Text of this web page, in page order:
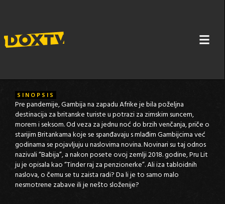
SINOPSIS
Pre pandemije, Gambija na zapadu Afrike je bila poželjna
destinacija za britanske turiste u potrazi za zimskim suncem,
morem i seksom. Od veza za jednu noć do brzih venčanja, priče o
starijim Britankama koje se spanđavaju s mlađim Gambijcima već
godinama se pojavljuju u naslovima novina. Novinari su taj odnos
nazivali “Babija”, a nakon posete ovoj zemlji 2018. godine, Pru Lit
ju je opisala kao “Tinder raj za penzionerke”. Ali iza tabloidnih
naslova, o čemu se tu zaista radi? Da li je to samo malo
nesmotrene zabave ili je nešto složenije?